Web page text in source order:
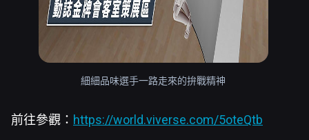
細細品味選手一路走來的拚戰精神
前往參觀： https://world.viverse.com/5oteQtb